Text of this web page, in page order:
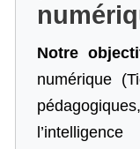
Notre
numérique